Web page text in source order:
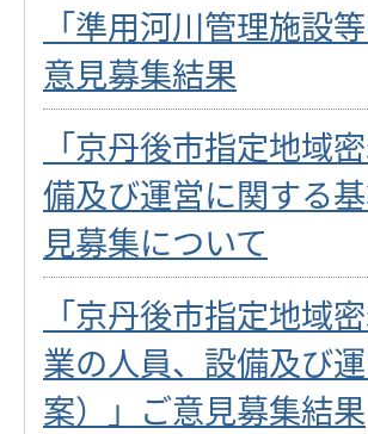
「準用河川管理施設
意見募集結果
「京丹後市指定地域
備及び運営に関する
見募集について
「京丹後市指定地域
業の人員、設備及び
案）」ご意見募集結果